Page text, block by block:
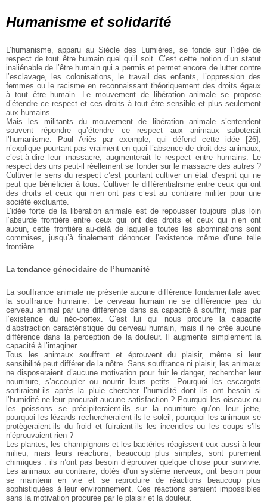
Humanisme et solidarité
L’humanisme, apparu au Siècle des Lumières, se fonde sur l’idée de
respect de tout être humain quel qu’il soit. C’est cette notion d’un statut
inaliénable de l’êtrehumain qui a permis et permet encore de lutter contre
l’esclavage, les colonisations, le travail des enfants,
l’oppression des
femmes ou le racisme en reconnaissantthéoriquement des droits égaux
à tout être humain. Le mouvement de libération animale se propose
d’étendre ce respect et ces droits à tout être sensible et plus seulement
aux humains.
Mais les militants du mouvement de libération animales’entendent
souvent répondre qu’étendre ce respect aux animaux saboterait
l’humanisme. Paul Ariès par exemple, qui défend cette idée [26]
n’explique pourtantpas vraiment en quoi l’absence de droit des animaux,
c’est-à-dire leur massacre, augmenterait le respect entre humains. Le
respect des uns peut-il réellement se fonder sur le massacre des autres ?
Cultiver le sens durespect c’est pourtant cultiver un état d’esprit qui ne
peut que bénéficier à tous. Cultiver le différentialismeentre ceux qui ont
des droits et ceux qui n’en ont pas c’est au contraire militer pour une
société excluante.
L’idée forte de la libération animale est de repousser toujours plus loin
l’absurde frontière entre ceux qui ontdes droits et ceux qui n’en ont
aucun, cette frontièreau-delà de laquelle toutes les abominations sont
commises, jusqu’à finalement dénoncer l’existencemême d’une telle
frontière.
La tendance génocidaire de l’humanité
La souffrance animale ne présente aucune différence fondamentale avec
la souffrance humaine. Le cerveauhumain ne se différencie pas du
cerveau animal par unedifférence dans sa capacité à souffrir, mais par
l’existence du néo-cortex. C’est lui qui nous procure la capacité
d’abstraction caractéristique du cerveau humain, mais il ne crée aucune
différence dans laperception de la douleur. Il augmente simplement la
capacité à l’imaginer.
Tous les animaux souffrent et éprouvent du plaisir,
même si leur
sensibilité peut différer de la nôtre. Sans souffrance ni plaisir, les animaux
ne disposeraient d’aucune motivation pour fuir le danger, rechercher leur
nourriture, s’accoupler ou nourrir leurs petits. Pourquoi les escargots
sortiraient-ils après la pluie chercher l’humidité dont ils ont besoin si
l’humidité ne leur procurait aucune satisfaction ? Pourquoi les oiseaux ou
les poissons se précipiteraient-ils sur la nourriture qu’on leur jette,
pourquoi les lézards rechercheraient-ils le soleil, pourquoi les animaux se
protègeraient-ils du froid et fuiraient-ils les incendies ou les coups s’ils
n’éprouvaient rien ?
Les plantes, les champignons et les bactéries réagissent eux aussi à leur
milieu, mais leurs réactions, beaucoupplus simples, sont purement
chimiques : ils n’ont pas besoin d’éprouver quelque chose pour survivre.
Les animaux au contraire, dotés d’un système nerveux, ont besoin pour
se maintenir en vie et se reproduire deréactions beaucoup plus
sophistiquées à leur environnement. Ces réactions seraient impossibles
sans la motivation procurée par le plaisir et la douleur.